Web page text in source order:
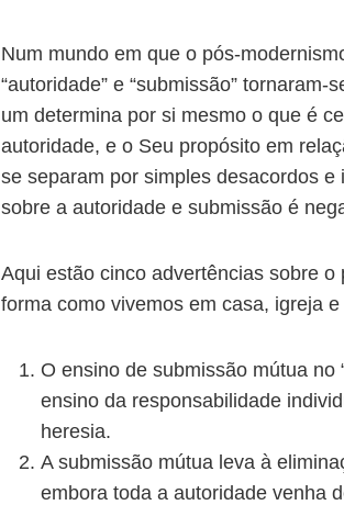
Num mundo em que o pós-
“autoridade” e “submissão”
um determina por si mesmo o que é
autoridade, e o Seu propósito em
se separam por simples desacordos
sobre a autoridade e submissão é
Aqui estão cinco advertências sobre o
forma como vivemos em casa, igreja
O ensino de submissão mútua no
ensino da responsabilidade
heresia.
A submissão mútua leva à
embora toda a autoridade venha